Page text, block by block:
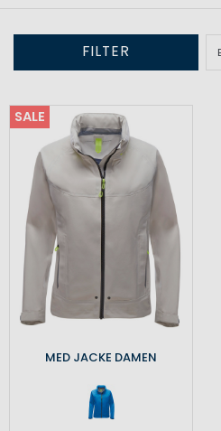
FILTER
SALE
MED JACKE DAMEN